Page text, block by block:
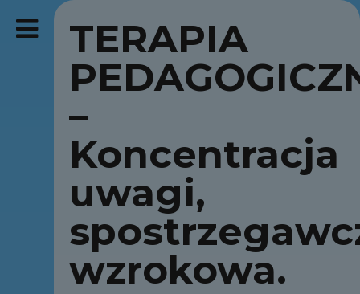
TERAPIA
–
Koncentracja
uwagi,
wzrokowa.